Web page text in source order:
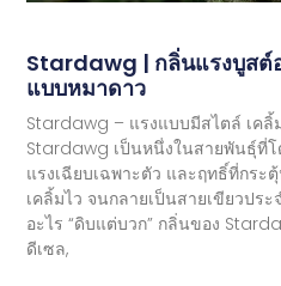
Stardawg | กลิ่นแรงบูสต์
แบบหมาดาว
Stardawg – แรงแบบมีสไตล์ เคลิ้
Stardawg เป็นหนึ่งในสายพันธุ์ที่โ
แรงเฉียบเฉพาะตัว และฤทธิ์ที่กร
เคลิ้มไว จนกลายเป็นสายเขียวปร
อะไร “ดิบแต่บวก” กลิ่นของ
ดีเซล,